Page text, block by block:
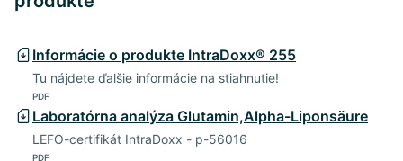
Informácie o produkte IntraDoxx® 255
Tu nájdete ďalšie informácie na stiahnutie!
PDF
Laboratórna analýza Glutamin,Alpha-Liponsäure
LEFO-certifikát IntraDoxx - p-56016
PDF